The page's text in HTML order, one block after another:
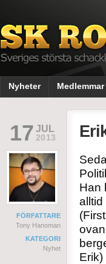
Nyheter Medlemmar
17 JUL
2013
FÖRFATTARE
Tony Hanoman
KATEGORI
Nyhet
Han
alltid